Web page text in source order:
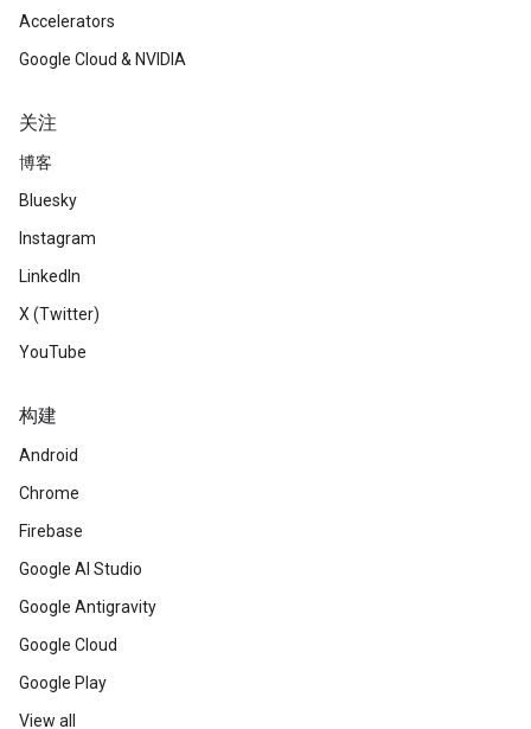
Accelerators
Google Cloud & NVIDIA
关注
博客
Bluesky
Instagram
LinkedIn
X (Twitter)
YouTube
构建
Android
Chrome
Firebase
Google AI Studio
Google Antigravity
Google Cloud
Google Play
View all